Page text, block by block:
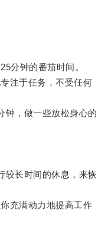
钟的番茄时间。
注于任务，不受任何
，做一些放松身心的
长时间的休息，来恢
充满动力地提高工作